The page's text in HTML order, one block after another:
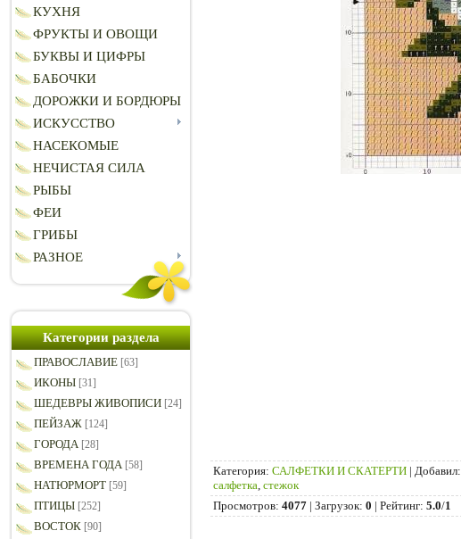
КУХНЯ
ФРУКТЫ И ОВОЩИ
БУКВЫ И ЦИФРЫ
БАБОЧКИ
ДОРОЖКИ И БОРДЮРЫ
ИСКУССТВО
НАСЕКОМЫЕ
НЕЧИСТАЯ СИЛА
РЫБЫ
ФЕИ
ГРИБЫ
РАЗНОЕ
Категории раздела
ПРАВОСЛАВИЕ [63]
ИКОНЫ [31]
ШЕДЕВРЫ ЖИВОПИСИ [24]
ПЕЙЗАЖ [124]
ГОРОДА [28]
ВРЕМЕНА ГОДА [58]
НАТЮРМОРТ [59]
ПТИЦЫ [252]
ВОСТОК [90]
Категория: САЛФЕТКИ И СКАТЕРТИ | Добавил:
салфетка стежок
Просмотров: 4077 | Загрузок: 0 | Рейтинг: 5.0/1